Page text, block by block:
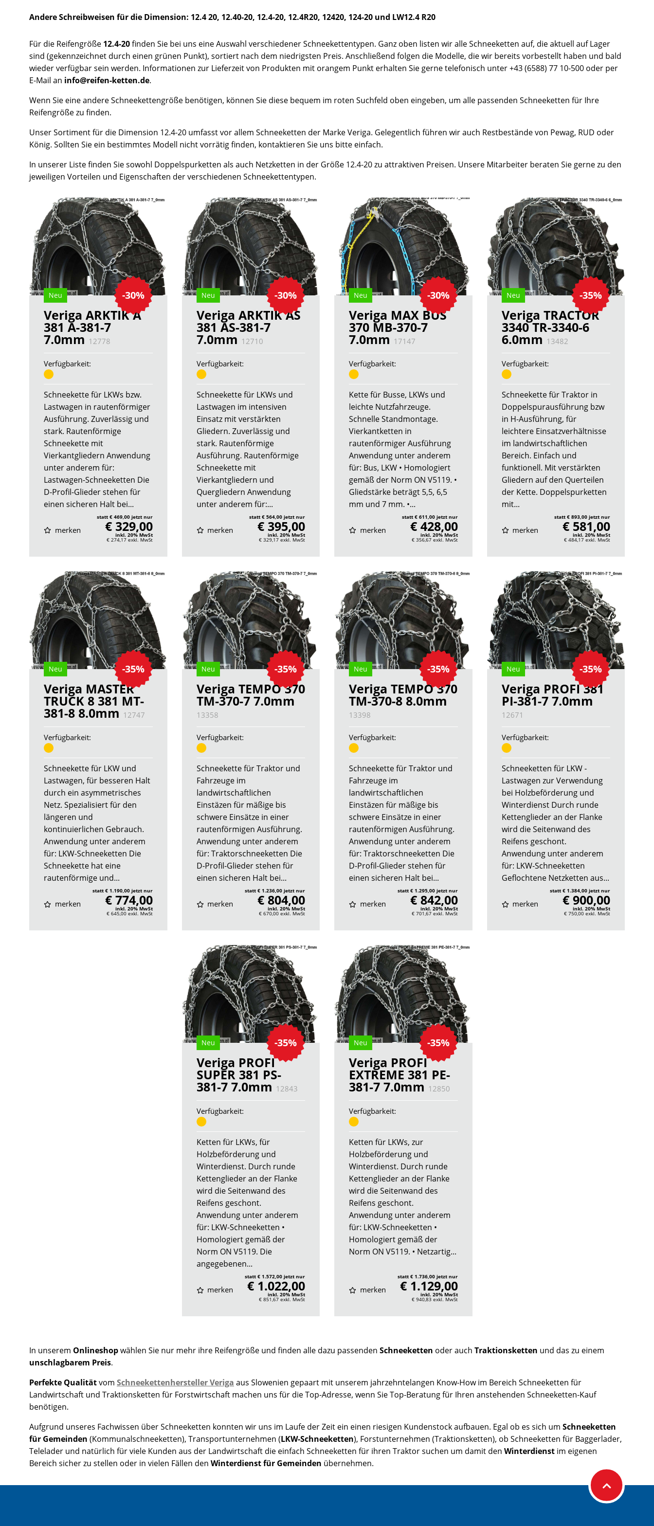
Andere Schreibweisen für die Dimension: 12.4 20, 12.40-20, 12.4-20, 12.4R20, 12420, 124-20 und LW12.4 R20
Für die Reifengröße 12.4-20finden Sie bei uns eine Auswahl verschiedener Schneekettentypen. Ganz oben listen wir alle Schneeketten auf, die aktuell auf Lager
sind (gekennzeichnet durch einen grünen Punkt), sortiert nach dem niedrigsten Preis. Anschließend folgen die Modelle, die wir bereits vorbestellt haben und bald
wieder verfügbar sein werden. Informationen zur Lieferzeit von Produkten mit orangem Punkt erhalten Sie gerne telefonisch unter +43 (6588) 77 10-500 oder per
E-Mail an info@reifen-ketten.de.
Wenn Sie eine andere Schneekettengröße benötigen, können Sie diese bequem im roten Suchfeld oben eingeben, um alle passenden Schneeketten für Ihre
Reifengröße zu finden.
Unser Sortiment für die Dimension 12.4-20 umfasst vor allem Schneeketten der Marke Veriga. Gelegentlich führen wir auch Restbestände von Pewag, RUD oder
König. Sollten Sie ein bestimmtes Modell nicht vorrätig finden, kontaktieren Sie uns bitte einfach.
In unserer Liste finden Sie sowohl Doppelspurketten als auch Netzketten in der Größe 12.4-20 zu attraktiven Preisen. Unsere Mitarbeiter beraten Sie gerne zu den
jeweiligen Vorteilen und Eigenschaften der verschiedenen Schneekettentypen.
-30%
Neu
Veriga ARKTIK A
381 A-381-7
7.0mm 12778
Verfügbarkeit:
Schneekette für LKWs bzw.
Lastwagen in rautenförmiger
Ausführung. Zuverlässig und
stark. Rautenförmige
Schneekette mit
Vierkantgliedern Anwendung
unter anderem für:
Lastwagen-Schneeketten Die
D-Profil-Glieder stehen für
einen sicheren Halt bei...
merken
statt € 469,00 jetzt nur
€ 329,00
inkl. 20% MwSt
€ 274,17 exkl. MwSt
-30%
Neu
Veriga ARKTIK AS
381 AS-381-7
7.0mm 12710
Verfügbarkeit:
Schneekette für LKWs und
Lastwagen im intensiven
Einsatz mit verstärkten
Gliedern. Zuverlässig und
stark. Rautenförmige
Ausführung. Rautenförmige
Schneekette mit
Vierkantgliedern und
Quergliedern Anwendung
unter anderem für:...
merken
statt € 564,00 jetzt nur
€ 395,00
inkl. 20% MwSt
€ 329,17 exkl. MwSt
-30%
Neu
Veriga MAX BUS
370 MB-370-7
7.0mm 17147
Verfügbarkeit:
Kette für Busse, LKWs und
leichte Nutzfahrzeuge.
Schnelle Standmontage.
Vierkantketten in
rautenförmiger Ausführung
Anwendung unter anderem
für: Bus, LKW • Homologiert
gemäß der Norm ON V5119. •
Gliedstärke beträgt 5,5, 6,5
mm und 7 mm. •...
merken
statt € 611,00 jetzt nur
€ 428,00
inkl. 20% MwSt
€ 356,67 exkl. MwSt
-35%
Neu
Veriga TRACTOR
3340 TR-3340-6
6.0mm 13482
Verfügbarkeit:
Schneekette für Traktor in
Doppelspurausführung bzw
in H-Ausführung, für
leichtere Einsatzverhältnisse
im landwirtschaftlichen
Bereich. Einfach und
funktionell. Mit verstärkten
Gliedern auf den Querteilen
der Kette. Doppelspurketten
mit...
merken
statt € 893,00 jetzt nur
€ 581,00
inkl. 20% MwSt
€ 484,17 exkl. MwSt
-35%
Neu
Veriga MASTER
TRUCK 8 381 MT-
381-8 8.0mm 12747
Verfügbarkeit:
Schneekette für LKW und
Lastwagen, für besseren Halt
durch ein asymmetrisches
Netz. Spezialisiert für den
längeren und
kontinuierlichen Gebrauch.
Anwendung unter anderem
für: LKW-Schneeketten Die
Schneekette hat eine
rautenförmige und...
merken
statt € 1.190,00 jetzt nur
€ 774,00
inkl. 20% MwSt
€ 645,00 exkl. MwSt
-35%
Neu
Veriga TEMPO 370
TM-370-7 7.0mm
13358
Verfügbarkeit:
Schneekette für Traktor und
Fahrzeuge im
landwirtschaftlichen
Einstäzen für mäßige bis
schwere Einsätze in einer
rautenförmigen Ausführung.
Anwendung unter anderem
für: Traktorschneeketten Die
D-Profil-Glieder stehen für
einen sicheren Halt bei...
merken
statt € 1.236,00 jetzt nur
€ 804,00
inkl. 20% MwSt
€ 670,00 exkl. MwSt
-35%
Neu
Veriga TEMPO 370
TM-370-8 8.0mm
13398
Verfügbarkeit:
Schneekette für Traktor und
Fahrzeuge im
landwirtschaftlichen
Einstäzen für mäßige bis
schwere Einsätze in einer
rautenförmigen Ausführung.
Anwendung unter anderem
für: Traktorschneeketten Die
D-Profil-Glieder stehen für
einen sicheren Halt bei...
merken
statt € 1.295,00 jetzt nur
€ 842,00
inkl. 20% MwSt
€ 701,67 exkl. MwSt
-35%
Neu
Veriga PROFI 381
PI-381-7 7.0mm
12671
Verfügbarkeit:
Schneeketten für LKW -
Lastwagen zur Verwendung
bei Holzbeförderung und
Winterdienst Durch runde
Kettenglieder an der Flanke
wird die Seitenwand des
Reifens geschont.
Anwendung unter anderem
für: LKW-Schneeketten
Geflochtene Netzketten aus...
merken
statt € 1.384,00 jetzt nur
€ 900,00
inkl. 20% MwSt
€ 750,00 exkl. MwSt
-35%
Neu
Veriga PROFI
SUPER 381 PS-
381-7 7.0mm 12843
Verfügbarkeit:
Ketten für LKWs, für
Holzbeförderung und
Winterdienst. Durch runde
Kettenglieder an der Flanke
wird die Seitenwand des
Reifens geschont.
Anwendung unter anderem
für: LKW-Schneeketten •
Homologiert gemäß der
Norm ON V5119. Die
angegebenen...
merken
statt € 1.572,00 jetzt nur
€ 1.022,00
inkl. 20% MwSt
€ 851,67 exkl. MwSt
-35%
Neu
Veriga PROFI
EXTREME 381 PE-
381-7 7.0mm 12850
Verfügbarkeit:
Ketten für LKWs, zur
Holzbeförderung und
Winterdienst. Durch runde
Kettenglieder an der Flanke
wird die Seitenwand des
Reifens geschont.
Anwendung unter anderem
für: LKW-Schneeketten •
Homologiert gemäß der
Norm ON V5119. • Netzartig...
merken
statt € 1.736,00 jetzt nur
€ 1.129,00
inkl. 20% MwSt
€ 940,83 exkl. MwSt
In unserem Onlineshopwählen Sie nur mehr ihre Reifengröße und finden alle dazu passenden Schneeketten oder auch Traktionsketten und das zu einem
unschlagbarem Preis.
Perfekte Qualitätvom Schneekettenhersteller Veriga aus Slowenien gepaart mit unserem jahrzehntelangen Know-How im Bereich Schneeketten für
Landwirtschaft und Traktionsketten für Forstwirtschaft machen uns für die Top-Adresse, wenn Sie Top-Beratung für Ihren anstehenden Schneeketten-Kauf
benötigen.
Aufgrund unseres Fachwissen über Schneeketten konnten wir uns im Laufe der Zeit ein einen riesigen Kundenstock aufbauen. Egal ob es sich um Schneeketten
für Gemeinden (Kommunalschneeketten), Transportunternehmen (LKW-Schneeketten), Forstunternehmen (Traktionsketten), ob Schneeketten für Baggerlader,
Telelader und natürlich für viele Kunden aus der Landwirtschaft die einfach Schneeketten für ihren Traktor suchen um damit den Winterdienst im eigenen
Bereich sicher zu stellen oder in vielen Fällen den Winterdienst für Gemeinden übernehmen.